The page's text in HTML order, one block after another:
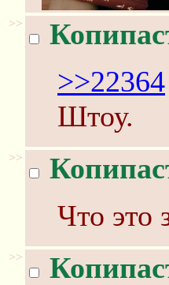
>>
>>22364
Штоу.
>>
Что это
>>